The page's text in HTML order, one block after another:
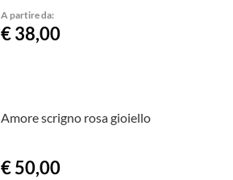
A partire da:
€ 38,00
Amore scrigno rosa gioiello
€ 50,00